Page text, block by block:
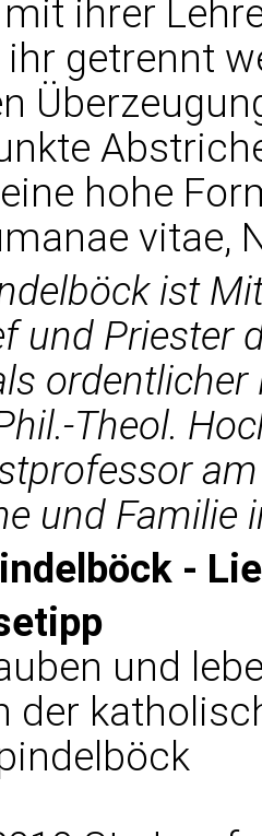
ihrer
getrennt
hohe
vitae,
ist
und Priester
Theol.
und Familie
-
und
der